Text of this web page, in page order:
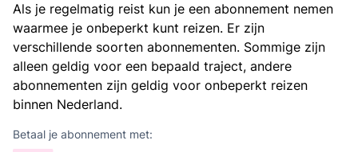
Als je regelmatig reist kun je een abonnement nemen
waarmee je onbeperkt kunt reizen. Er zijn
verschillende soorten abonnementen. Sommige zijn
alleen geldig voor een bepaald traject, andere
abonnementen zijn geldig voor onbeperkt reizen
binnen Nederland.
Betaal je abonnement met: